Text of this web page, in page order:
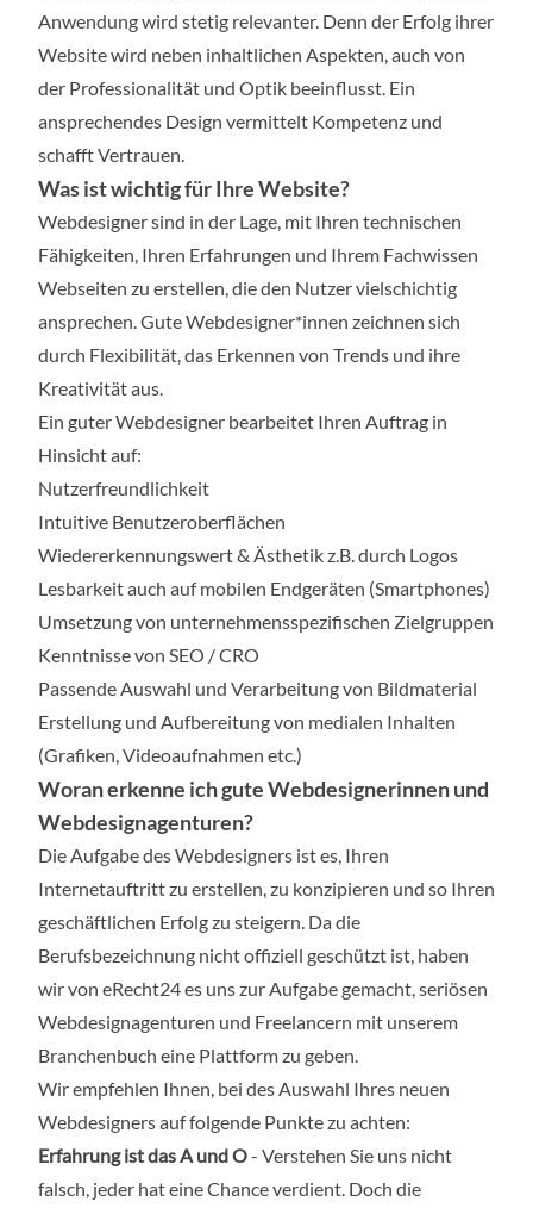
Anwendung wird stetig relevanter. Denn der Erfolg ihrer
Website wird neben inhaltlichen Aspekten, auch von
der Professionalität und Optik beeinflusst. Ein
ansprechendes Design vermittelt Kompetenz und
schafft Vertrauen.
Was ist wichtig für Ihre Website?
Webdesigner sind in der Lage, mit Ihren technischen
Fähigkeiten, Ihren Erfahrungen und Ihrem Fachwissen
Webseiten zu erstellen, die den Nutzer vielschichtig
ansprechen. Gute Webdesigner*innen zeichnen sich
durch Flexibilität, das Erkennen von Trends und ihre
Kreativität aus.
Ein guter Webdesigner bearbeitet Ihren Auftrag in
Hinsicht auf:
Nutzerfreundlichkeit
Intuitive Benutzeroberflächen
Wiedererkennungswert & Ästhetik z.B. durch Logos
Lesbarkeit auch auf mobilen Endgeräten (Smartphones)
Umsetzung von unternehmensspezifischen Zielgruppen
Kenntnisse von SEO / CRO
Passende Auswahl und Verarbeitung von Bildmaterial
Erstellung und Aufbereitung von medialen Inhalten
(Grafiken, Videoaufnahmen etc.)
Woran erkenne ich gute Webdesignerinnen und
Webdesignagenturen?
Die Aufgabe des Webdesigners ist es, Ihren
Internetauftritt zu erstellen, zu konzipieren und so Ihren
geschäftlichen Erfolg zu steigern. Da die
Berufsbezeichnung nicht offiziell geschützt ist, haben
wir von eRecht24 es uns zur Aufgabe gemacht, seriösen
Webdesignagenturen und Freelancern mit unserem
Branchenbuch eine Plattform zu geben.
Wir empfehlen Ihnen, bei des Auswahl Ihres neuen
Webdesigners auf folgende Punkte zu achten:
Erfahrung ist das A und O- Verstehen Sie uns nicht
falsch, jeder hat eine Chance verdient. Doch die